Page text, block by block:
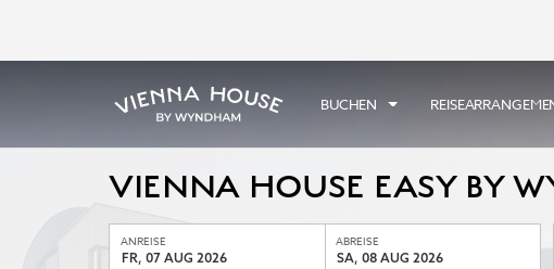
BUCHEN
VIENNA HOUSE EASY BY
ANREISE
FR, 07 AUG 2026
ABREISE
SA, 08 AUG 2026